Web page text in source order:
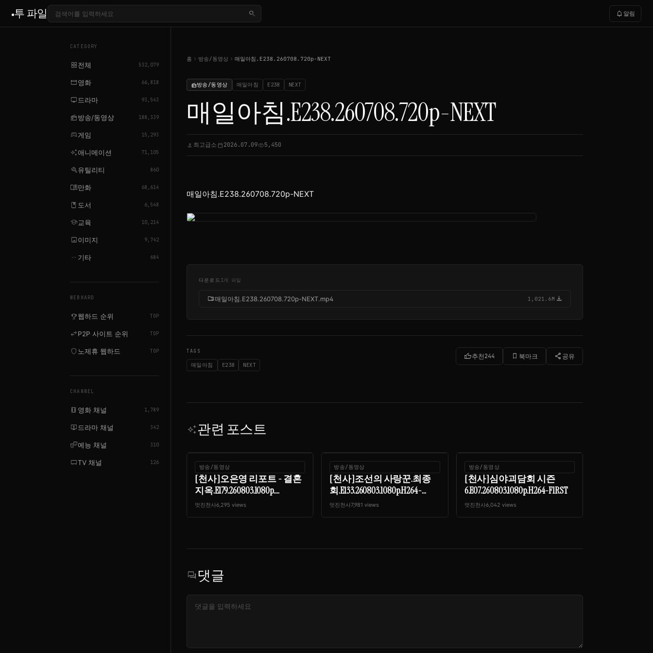
투 파일 search notifications 알림
CATEGORY
grid_view전체 532,079
movie영화 66,818
tv 드라마 93,543
radio방송/동영상 188,339
sports_esports게임 15,293
auto_awesome애니메이션 71,105
build유틸리티 860
menu_book만화 68,614
book 도서 6,548
school교육 10,214
image이미지 9,742
more_horiz 기타 684
WEBHARD
emoji_events웹하드 순위 TOP
swap_horizP2P 사이트 순위 TOP
shield 노제휴 웹하드 TOP
CHANNEL
local_movies 영화 채널 1,789
live_tv 드라마 채널 342
theater_comedy예능 채널 310
tv_genTV 채널 126
홈 chevron_right 방송/동영상 chevron_right 매일아침.E238.260708.720p-NEXT
radio방송/동영상 매일아침 E238 NEXT
매일아침.E238.260708.720p-NEXT
person 최고급소 calendar_today2026.07.09visibility5,450
매일아침.E238.260708.720p-NEXT
다운로드 1개 파일
folder_zip매일아침.E238.260708.720p-NEXT.mp4 1,021.6M download
TAGS
매일아침 E238 NEXT
thumb_up추천244 bookmark_border 북마크 share 공유
auto_awesome관련 포스트
방송/동영상
[천사]오은영 리포트 - 결혼
지옥.E179.260803.1080p....
멋진천사6,295 views
방송/동영상
[천사]조선의 사랑꾼.최종
회.E133.260803.1080p.H264-...
멋진천사7,981 views
방송/동영상
[천사]심야괴담회 시즌
6.E07.260803.1080p.H264-F1RST
멋진천사6,042 views
forum댓글